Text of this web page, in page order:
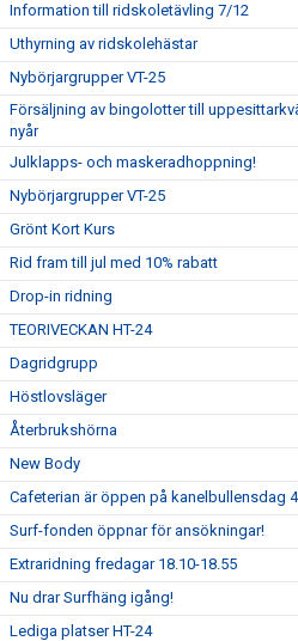
Information till ridskoletävling 7/12
Uthyrning av ridskolehästar
Nybörjargrupper VT-25
Försäljning av bingolotter till
nyår
Julklapps- och maskeradhoppning!
Nybörjargrupper VT-25
Grönt Kort Kurs
Rid fram till jul med 10% rabatt
Drop-in ridning
TEORIVECKAN HT-24
Dagridgrupp
Höstlovsläger
Återbrukshörna
New Body
Cafeterian är öppen på kanelbullensdag
Surf-fonden öppnar för ansökningar!
Extraridning fredagar 18.10-18.55
Nu drar Surfhäng igång!
Lediga platser HT-24